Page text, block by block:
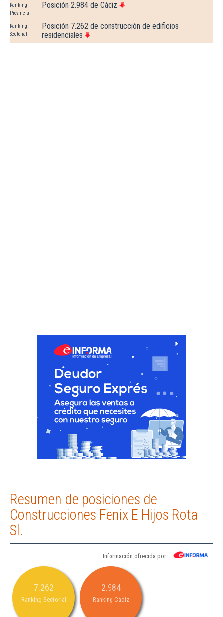
Ranking
Provincial
Posición 2.984 de Cádiz
Ranking
Sectorial
Posición 7.262 de construcción de edificios
residenciales
Resumen de posiciones de
Construcciones Fenix E Hijos Rota
Sl.
Información ofrecida por
7.262
Ranking Sectorial
2.984
Ranking Cádiz